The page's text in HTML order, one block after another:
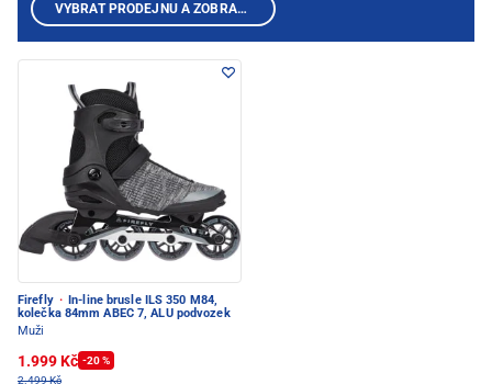
Firefly ·
In-line brusle ILS 350 M84,
kolečka 84mm ABEC 7, ALU podvozek
Muži
1.999 Kč -20 %
2.499 Kč
VYBRAT PRODEJNU A ZOBRAZIT PRODUKTY